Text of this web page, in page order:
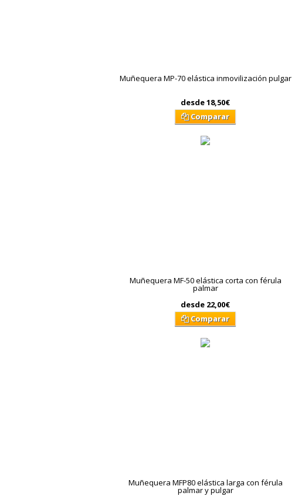
Muñequera MP-70 elástica inmovilización pulgar
desde18,50€
Comparar
Muñequera MF-50 elástica corta con férula
palmar
desde 22,00€
Comparar
Muñequera MFP80 elástica larga con férula
palmar y pulgar